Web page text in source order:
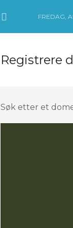
Minimize
FREDAG,
Registrere
Søk etter et